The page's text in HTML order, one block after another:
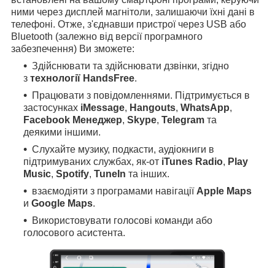
ними через дисплей магнітоли, залишаючи їхні дані в
телефоні. Отже, з'єднавши пристрої через USB або
Bluetooth (залежно від версії програмного
забезпечення) Ви зможете:
Здійснювати та здійснювати дзвінки, згідно
з технології HandsFree.
Працювати з повідомленнями. Підтримується в
застосунках iMessage, Hangouts, WhatsApp,
Facebook Менеджер, Skype, Telegram та
деякими іншими.
Слухайте музику, подкасти, аудіокниги в
підтримуваних службах, як-от iTunes Radio, Play
Music, Spotify, TuneIn та інших.
взаємодіяти з програмами навігаціїApple Maps
и Google Maps.
Використовувати голосові команди або
голосового асистента.